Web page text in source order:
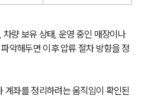
량 보유 상태, 운영 중인 매장이나
악해두면 이후 압류 절차 방향을 정
계좌를 정리하려는 움직임이 확인된